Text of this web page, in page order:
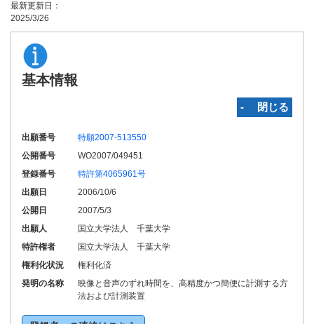
最新更新日：
2025/3/26
基本情報
‐ 閉じる
出願番号
特願2007-513550
公開番号
WO2007/049451
登録番号
特許第4065961号
出願日
2006/10/6
公開日
2007/5/3
出願人
国立大学法人 千葉大学
特許権者
国立大学法人 千葉大学
権利化状況
権利化済
発明の名称
映像と音声のずれ時間を、高精度かつ簡便に計測する方
法および計測装置